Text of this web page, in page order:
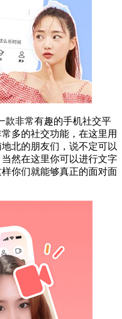
款非常有趣的手机社交平
多的社交功能，在这里用
北的朋友们，说不定可以
然在这里你可以进行文字
你们就能够真正的面对面